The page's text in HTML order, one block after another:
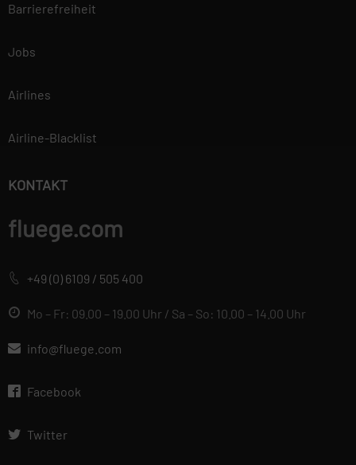
Marketing
personalisierte
verfolgen.
Datenschutzerklärung
vorrangige Aufgabe, die
bereitgestellten
Barrierefreiheit
Jobs
Airlines
Airline-Blacklist
KONTAKT
fluege.com
+49 (0) 6109 / 505 400
Mo – Fr: 09.00 – 19.00 Uhr / Sa – So: 10.00 – 14.00 Uhr
info@fluege.com
Facebook
Twitter